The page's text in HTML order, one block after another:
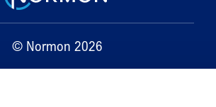
© Normon 2026